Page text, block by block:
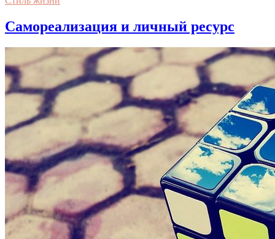
Самореализация и личный ресурс